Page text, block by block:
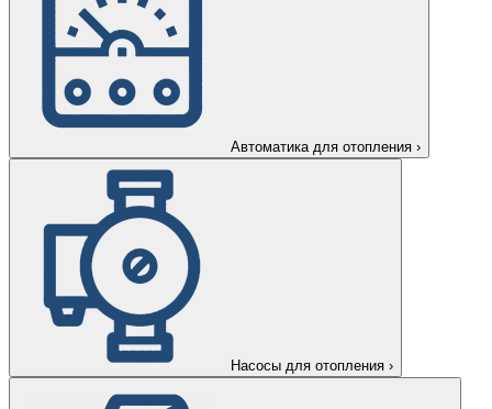
Автоматика для отопления ›
Насосы для отопления ›